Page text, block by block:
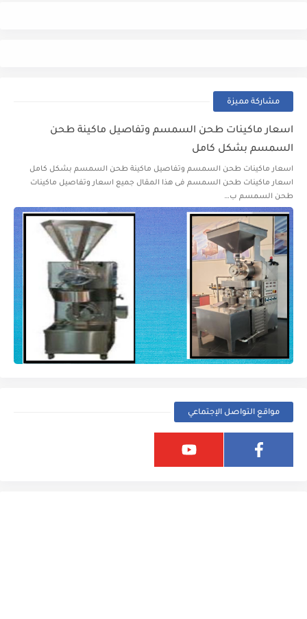
مشاركة مميزة
اسعار ماكينات طحن السمسم وتفاصيل ماكينة طحن
السمسم بشكل كامل
اسعار ماكينات طحن السمسم وتفاصيل ماكينة طحن السمسم بشكل كامل
اسعار ماكينات طحن السمسم فى هذا المقال جميع اسعار وتفاصيل ماكينات
طحن السمسم ب…
مواقع التواصل الإجتماعي